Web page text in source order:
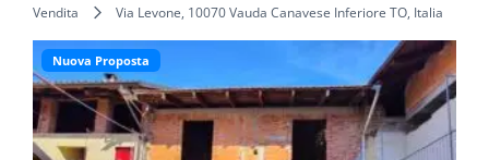
Vendita Via Levone, 10070 Vauda Canavese Inferiore TO, Italia
Nuova Proposta